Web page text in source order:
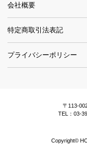
会社概要
特定商取引法表記
プライバシーポリシー
〒113-
TEL：03-
Copyright©